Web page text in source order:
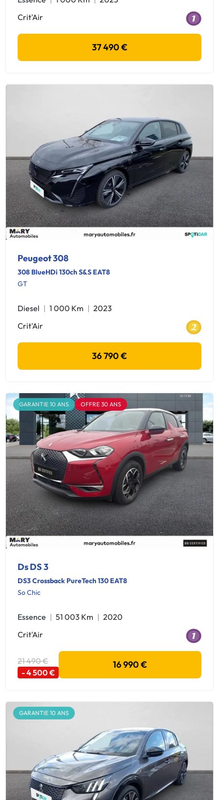
Crit'Air
37 490 €
Peugeot 308
308 BlueHDi 130ch S&S EAT8
GT
Diesel 1 000 Km
2023
Crit'Air
36 790 €
GARANTIE 10 ANS OFFRE 30 ANS
Ds DS 3
DS3 Crossback PureTech 130 EAT8
So Chic
Essence 51 003 Km
2020
Crit'Air
21 490 €
- 4 500 €
16 990 €
GARANTIE 10 ANS